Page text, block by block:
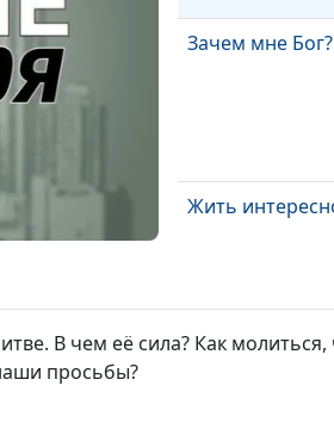
Зачем мне Бог?
Жить
Я (не) люблю
В чем её сила? Как
просьбы?